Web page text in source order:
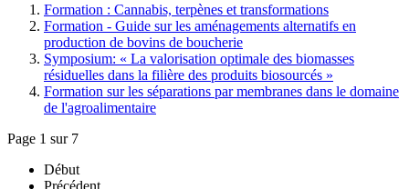
Formation : Cannabis, terpènes et transformations
Formation - Guide sur les aménagements alternatifs en
production de bovins de boucherie
Symposium: « La valorisation optimale des biomasses
résiduelles dans la filière des produits biosourcés »
Formation sur les séparations par membranes dans le domaine
de l'agroalimentaire
Page 1 sur 7
Début
Précédent